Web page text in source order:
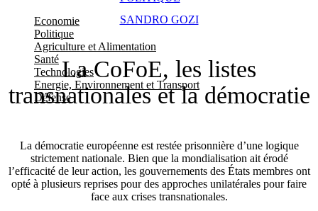
Economie
Politique
Agriculture et Alimentation
Santé
Technologies
Energie, Environnement et Transport
Défense
La CoFoE, les listes
transnationales et la démocratie
La démocratie européenne est restée prisonnière d’une logique
strictement nationale. Bien que la mondialisation ait érodé
l’efficacité de leur action, les gouvernements des États membres ont
opté à plusieurs reprises pour des approches unilatérales pour faire
face aux crises transnationales.
SANDRO GOZI